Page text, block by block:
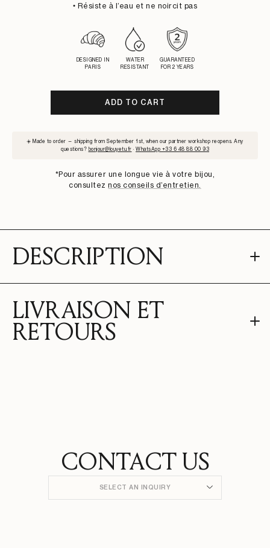
• Résiste à l’eau et ne noircit pas
DESIGNED IN
PARIS
WATER
RESISTANT
GUARANTEED
FOR 2 YEARS
ADD TO CART
☀️ Made to order — shipping from September 1st, when our partner workshop reopens. Any
questions? bonjour@louyetu.fr · WhatsApp +33 6 48 88 00 93
*Pour assurer une longue vie à votre bijou,
consulteznos conseils d’entretien.
DESCRIPTION
LIVRAISON ET
RETOURS
CONTACT US
SELECT AN INQUIRY